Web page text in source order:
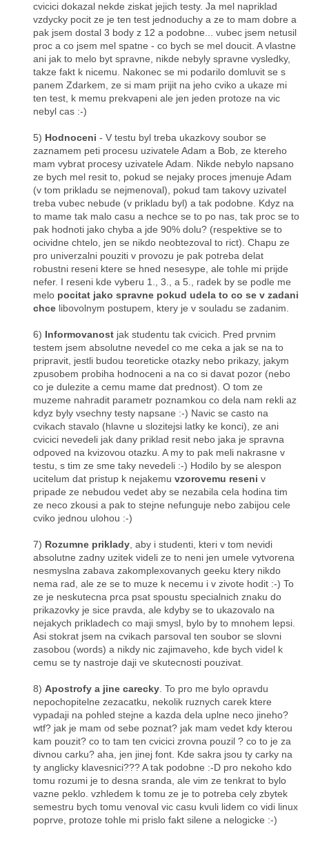
cvicici dokazal nekde ziskat jejich testy. Ja mel napriklad
vzdycky pocit ze je ten test jednoduchy a ze to mam dobre a
pak jsem dostal 3 body z 12 a podobne... vubec jsem netusil
proc a co jsem mel spatne - co bych se mel doucit. A vlastne
ani jak to melo byt spravne, nikde nebyly spravne vysledky,
takze fakt k nicemu. Nakonec se mi podarilo domluvit se s
panem Zdarkem, ze si mam prijit na jeho cviko a ukaze mi
ten test, k memu prekvapeni ale jen jeden protoze na vic
nebyl cas :-)
5) Hodnoceni - V testu byl treba ukazkovy soubor se
zaznamem peti procesu uzivatele Adam a Bob, ze ktereho
mam vybrat procesy uzivatele Adam. Nikde nebylo napsano
ze bych mel resit to, pokud se nejaky proces jmenuje Adam
(v tom prikladu se nejmenoval), pokud tam takovy uzivatel
treba vubec nebude (v prikladu byl) a tak podobne. Kdyz na
to mame tak malo casu a nechce se to po nas, tak proc se to
pak hodnoti jako chyba a jde 90% dolu? (respektive se to
ocividne chtelo, jen se nikdo neobtezoval to rict). Chapu ze
pro univerzalni pouziti v provozu je pak potreba delat
robustni reseni ktere se hned nesesype, ale tohle mi prijde
nefer. I reseni kde vyberu 1., 3., a 5., radek by se podle me
melo pocitat jako spravne pokud udela to co se v zadani
chce libovolnym postupem, ktery je v souladu se zadanim.
6) Informovanost jak studentu tak cvicich. Pred prvnim
testem jsem absolutne nevedel co me ceka a jak se na to
pripravit, jestli budou teoreticke otazky nebo prikazy, jakym
zpusobem probiha hodnoceni a na co si davat pozor (nebo
co je dulezite a cemu mame dat prednost). O tom ze
muzeme nahradit parametr poznamkou co dela nam rekli az
kdyz byly vsechny testy napsane :-) Navic se casto na
cvikach stavalo (hlavne u slozitejsi latky ke konci), ze ani
cvicici nevedeli jak dany priklad resit nebo jaka je spravna
odpoved na kvizovou otazku. A my to pak meli nakrasne v
testu, s tim ze sme taky nevedeli :-) Hodilo by se alespon
ucitelum dat pristup k nejakemu vzorovemu reseni v
pripade ze nebudou vedet aby se nezabila cela hodina tim
ze neco zkousi a pak to stejne nefunguje nebo zabijou cele
cviko jednou ulohou :-)
7) Rozumne priklady , aby i studenti, kteri v tom nevidi
absolutne zadny uzitek videli ze to neni jen umele vytvorena
nesmyslna zabava zakomplexovanych geeku ktery nikdo
nema rad, ale ze se to muze k necemu i v zivote hodit :-) To
ze je neskutecna prca psat spoustu specialnich znaku do
prikazovky je sice pravda, ale kdyby se to ukazovalo na
nejakych prikladech co maji smysl, bylo by to mnohem lepsi.
Asi stokrat jsem na cvikach parsoval ten soubor se slovni
zasobou (words) a nikdy nic zajimaveho, kde bych videl k
cemu se ty nastroje daji ve skutecnosti pouzivat.
8) Apostrofy a jine carecky . To pro me bylo opravdu
nepochopitelne zezacatku, nekolik ruznych carek ktere
vypadaji na pohled stejne a kazda dela uplne neco jineho?
wtf? jak je mam od sebe poznat? jak mam vedet kdy kterou
kam pouzit? co to tam ten cvicici zrovna pouzil ? co to je za
divnou carku? aha, jen jinej font. Kde sakra jsou ty carky na
ty anglicky klavesnici??? A tak podobne :-D pro nekoho kdo
tomu rozumi je to desna sranda, ale vim ze tenkrat to bylo
vazne peklo. vzhledem k tomu ze je to potreba cely zbytek
semestru bych tomu venoval vic casu kvuli lidem co vidi linux
poprve, protoze tohle mi prislo fakt silene a nelogicke :-)